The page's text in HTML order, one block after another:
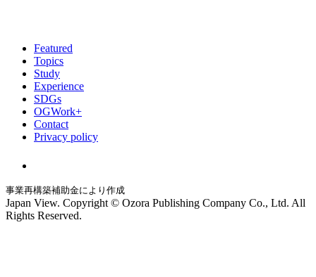
Featured
Topics
Study
Experience
SDGs
OGWork+
Contact
Privacy policy
事業再構築補助金により作成
Japan View. Copyright © Ozora Publishing Company Co., Ltd. All
Rights Reserved.